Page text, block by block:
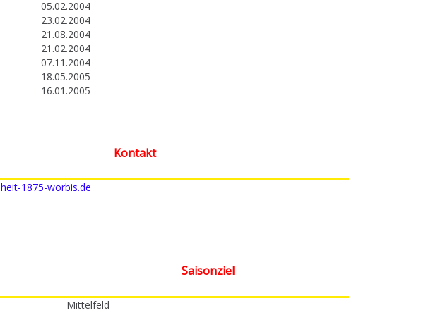
05.02.2004
23.02.2004
21.08.2004
21.02.2004
07.11.2004
18.05.2005
16.01.2005
Kontakt
1875-worbis.de
Saisonziel
Mittelfeld